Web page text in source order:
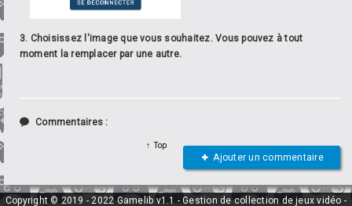
3. Choisissez l'image que vous souhaitez. Vous pouvez à tout
moment la remplacer par une autre.
Commentaires :
Ajouter un commentaire
Top
Copyright © 2019 - 2022 Gamelib v1.1 - Gestion de collection de jeux vidéo -